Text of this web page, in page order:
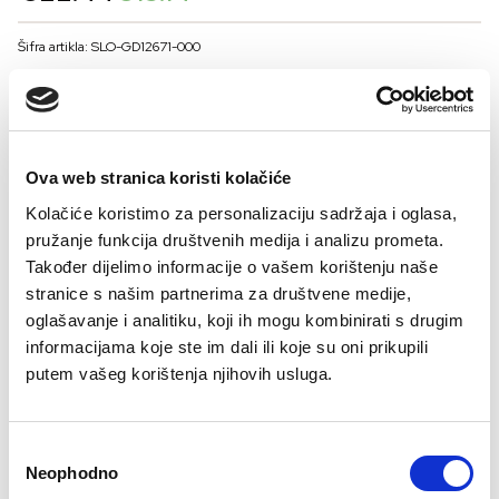
Ova web stranica koristi kolačiće
Kolačiće koristimo za personalizaciju sadržaja i oglasa,
pružanje funkcija društvenih medija i analizu prometa.
Također dijelimo informacije o vašem korištenju naše
stranice s našim partnerima za društvene medije,
oglašavanje i analitiku, koji ih mogu kombinirati s drugim
informacijama koje ste im dali ili koje su oni prikupili
putem vašeg korištenja njihovih usluga.
Selection
Neophodno
price
was:
€22.44.
price
is:
€13.14.
Šifra artikla: SLO-GD12671-000
BOJA
VELIČNA
36 38 40 42 44 46
Kalkulator velicine
- + DODAJTE U KORPU
Sastav: